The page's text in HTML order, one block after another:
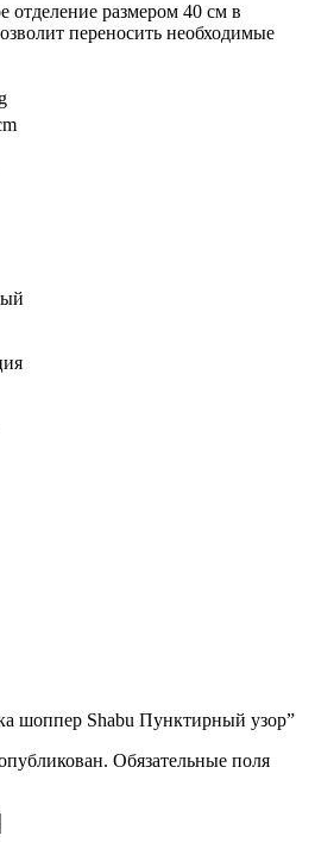
размером 40 см в
переносить необходимые
шоппер Shabu Пунктирный узор”
Обязательные поля